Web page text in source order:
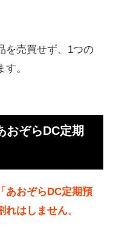
を売買せず、1つの
。
おぞらDC定期
「あおぞらDC定期預
れはしません。